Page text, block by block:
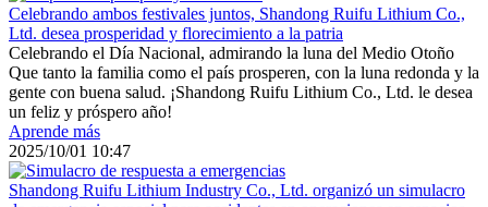
Celebrando ambos festivales juntos, Shandong Ruifu Lithium Co.,
Ltd. desea prosperidad y florecimiento a la patria
Celebrando el Día Nacional, admirando la luna del Medio Otoño
Que tanto la familia como el país prosperen, con la luna redonda y la
gente con buena salud. ¡Shandong Ruifu Lithium Co., Ltd. le desea
un feliz y próspero año!
Aprende más
2025/10/01 10:47
Shandong Ruifu Lithium Industry Co., Ltd. organizó un simulacro